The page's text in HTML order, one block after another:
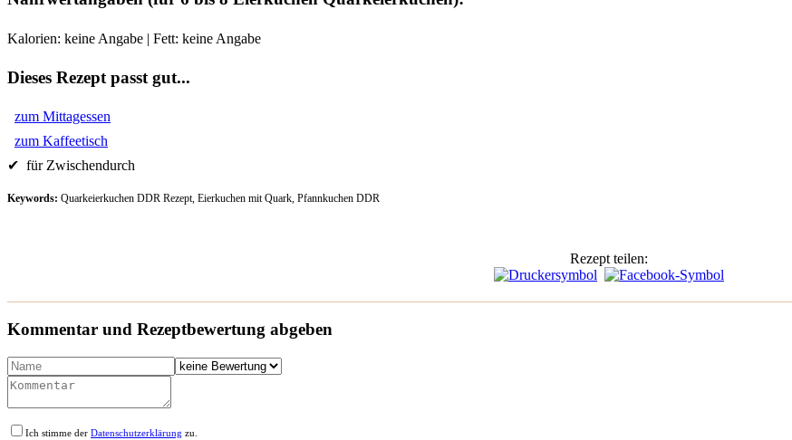
Kalorien: keine Angabe | Fett: keine Angabe
Dieses Rezept passt gut...
zum Mittagessen
zum Kaffeetisch
✔ für Zwischendurch
Keywords: Quarkeierkuchen DDR Rezept, Eierkuchen mit Quark, Pfannkuchen DDR
Rezept teilen:
Kommentar und Rezeptbewertung abgeben
Ich stimme der Datenschutzerklärung zu.